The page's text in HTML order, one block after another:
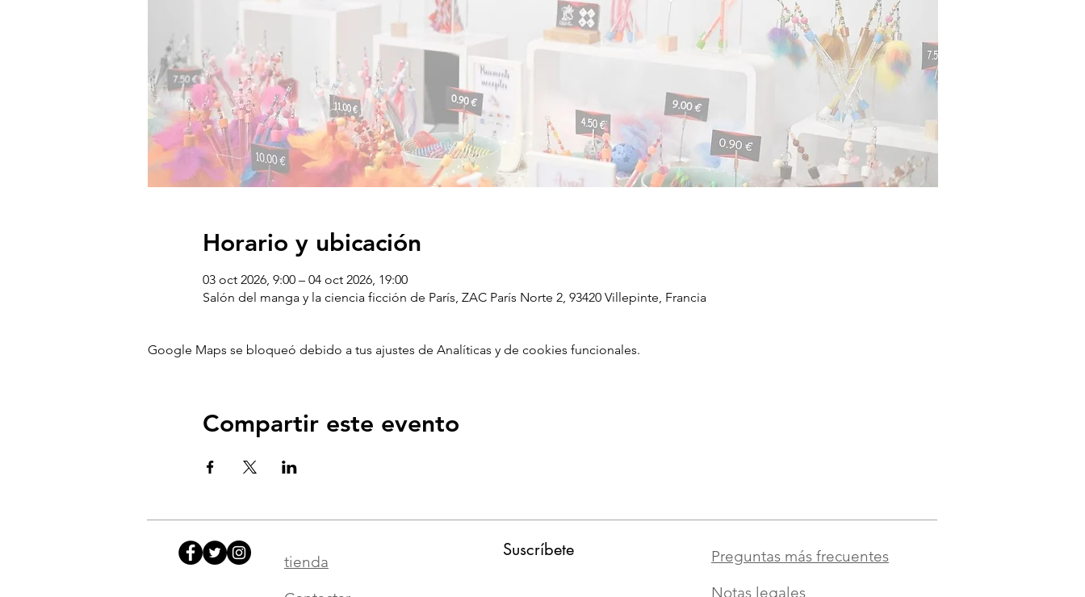
Horario y ubicación
03 oct 2026, 9:00 – 04 oct 2026, 19:00
Salón del manga y la ciencia ficción de París, ZAC París Norte 2, 93420 Villepinte, Francia
Google Maps se bloqueó debido a tus ajustes de Analíticas y de cookies funcionales.
Compartir este evento
tienda
Suscríbete
Preguntas más frecuentes
Notas legales